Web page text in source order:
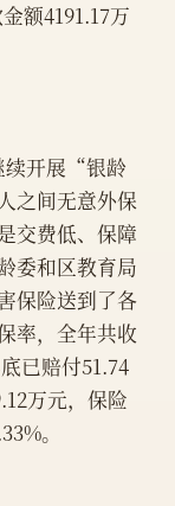
额4191.17万
续开展“银龄
之间无意外保
交费低、保障
委和区教育局
保险送到了各
率，全年共收
已赔付51.74
万元，保险
。